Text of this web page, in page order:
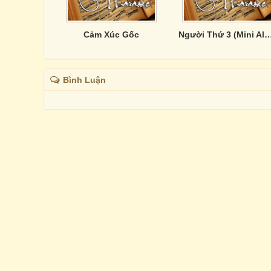
Cảm Xúc Gốc Người Thứ 3
Bình Luận